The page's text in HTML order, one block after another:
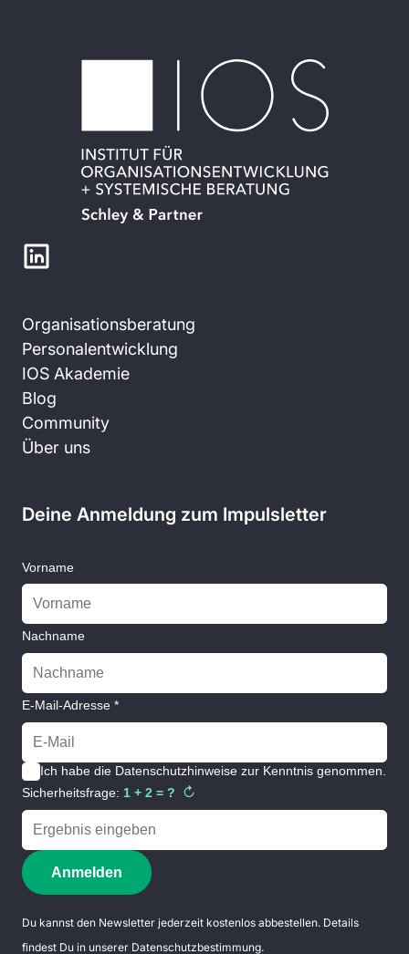
Organisationsberatung
Personalentwicklung
IOS Akademie
Blog
Community
Über uns
Deine Anmeldung zum Impulsletter
Vorname
Nachname
E-Mail-Adresse *
Ich habe die Datenschutzhinweisezur Kenntnis genommen.
Sicherheitsfrage: 1 + 2 = ? ↻
Anmelden
Du kannst den Newsletter jederzeit kostenlos abbestellen. Details
findest Du in unserer Datenschutzbestimmung.